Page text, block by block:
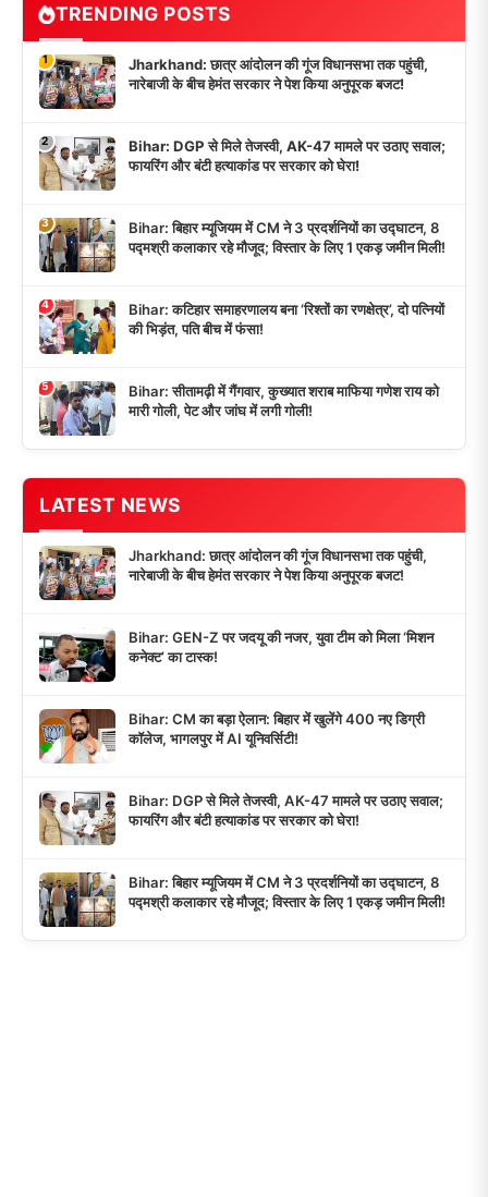
TRENDING POSTS
1
Jharkhand: छात्र आंदोलन की गूंज विधानसभा तक पहुंची,
नारेबाजी के बीच हेमंत सरकार ने पेश किया अनुपूरक बजट!
2
Bihar: DGP से मिले तेजस्वी, AK-47 मामले पर उठाए सवाल;
फायरिंग और बंटी हत्याकांड पर सरकार को घेरा!
3
Bihar: बिहार म्यूजियम में CM ने 3 प्रदर्शनियों का उद्घाटन, 8
पद्मश्री कलाकार रहे मौजूद; विस्तार के लिए 1 एकड़ जमीन मिली!
4
Bihar: कटिहार समाहरणालय बना ‘रिश्तों का रणक्षेत्र’, दो पत्नियों
की भिड़ंत, पति बीच में फंसा!
5
Bihar: सीतामढ़ी में गैंगवार, कुख्यात शराब माफिया गणेश राय को
मारी गोली, पेट और जांघ में लगी गोली!
LATEST NEWS
Jharkhand: छात्र आंदोलन की गूंज विधानसभा तक पहुंची,
नारेबाजी के बीच हेमंत सरकार ने पेश किया अनुपूरक बजट!
Bihar: GEN-Z पर जदयू की नजर, युवा टीम को मिला ‘मिशन
कनेक्ट’ का टास्क!
Bihar: CM का बड़ा ऐलान: बिहार में खुलेंगे 400 नए डिग्री
कॉलेज, भागलपुर में AI यूनिवर्सिटी!
Bihar: DGP से मिले तेजस्वी, AK-47 मामले पर उठाए सवाल;
फायरिंग और बंटी हत्याकांड पर सरकार को घेरा!
Bihar: बिहार म्यूजियम में CM ने 3 प्रदर्शनियों का उद्घाटन, 8
पद्मश्री कलाकार रहे मौजूद; विस्तार के लिए 1 एकड़ जमीन मिली!